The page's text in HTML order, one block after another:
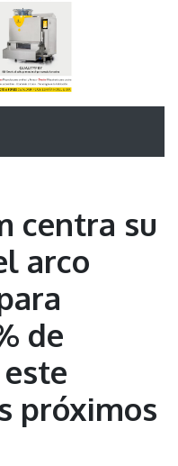
centra su
arco
de
próximos